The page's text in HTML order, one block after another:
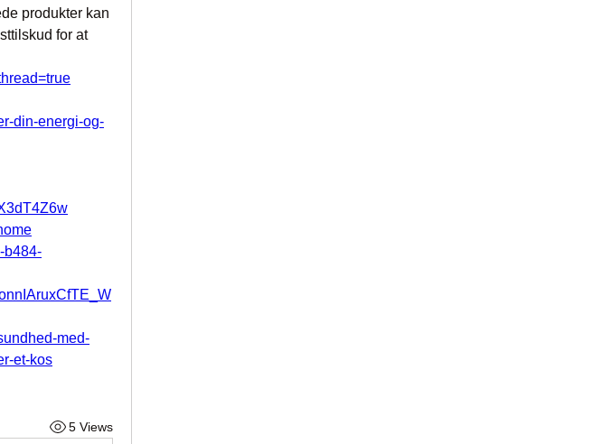
produkter kan
for at
din-energi-og-
b484-
med-
et-kos
5 Views